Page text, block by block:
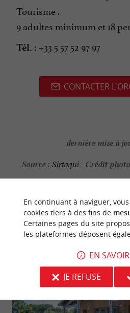
Tourisme .
9 adultes minimum et 18
Tél. : +33 5 57 52 97 97
CONTACTER
dernière mise à
Source : Sirtaqui-Crédit
NOUS AVONS
En continuant à naviguer,
cookies tiers à des fins de
Certaines pages du site
les plateformes déposent
EN
JE REFUSE